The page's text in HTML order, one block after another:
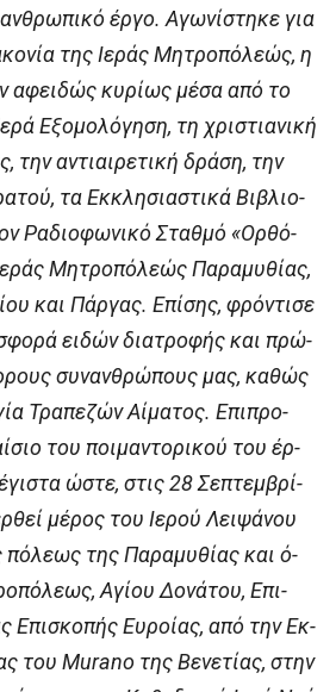
έρ­γο. Α­γω­νί­στη­κε για
της Ι­ε­ράς Μη­τρο­πό­λε­ώς, η
α­φει­δώς κυ­ρί­ως μέ­σα από το
Ε­ξο­μο­λό­γη­ση, τη χρι­στι­α­νι­κή
την αν­τι­αι­ρε­τι­κή δρά­ση, την
τα Εκ­κλη­σι­α­στι­κά Βι­βλι­ο­
Ρα­δι­ο­φω­νι­κό Σταθ­μό «Ορ­θό­
Μη­τρο­πό­λε­ώς Παραμυθίας,
και Πάργας. Επί­σης, φρόν­τι­σε
ει­δών δι­α­τρο­φής και πρώ­
συ­ναν­θρώ­πους μας, κα­θώς
Τρα­πε­ζών Αί­μα­τος. Ε­πι­προ­
του ποι­μαν­το­ρι­κού του έρ­
ώ­στε, στις 28 Σε­πτεμ­βρί­
μέ­ρος του Ι­ε­ρού Λει­ψά­νου
πό­λε­ως της Πα­ρα­μυ­θί­ας και ό­
Α­γί­ου Δο­νά­του, Ε­πι­
Ε­πι­σκο­πής Ευ­ροί­ας, α­πό την Εκ­
του Murano της Βε­νε­τί­ας, στην